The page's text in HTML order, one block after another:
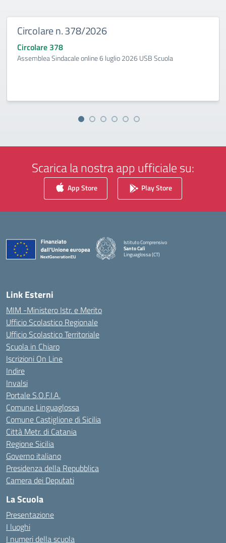
Circolare n. 378/2026
Circolare 378
Assemblea Sindacale online 6 luglio 2026 USB Scuola
Scarica la nostra app ufficiale su:
App Store Play Store
Istituto Comprensivo
Santo Calì
Linguaglossa (CT)
— Visita la pagina iniziale della scuola
Link Esterni
MIM -Ministero Istr. e Merito
Ufficio Scolastico Regionale
Ufficio Scolastico Territoriale
Scuola in Chiaro
Iscrizioni On Line
Indire
Invalsi
Portale S.O.F.I.A.
Comune Linguaglossa
Comune Castiglione di Sicilia
Città Metr. di Catania
Regione Sicilia
Governo italiano
Presidenza della Repubblica
Camera dei Deputati
La Scuola
Presentazione
I luoghi
I numeri della scuola